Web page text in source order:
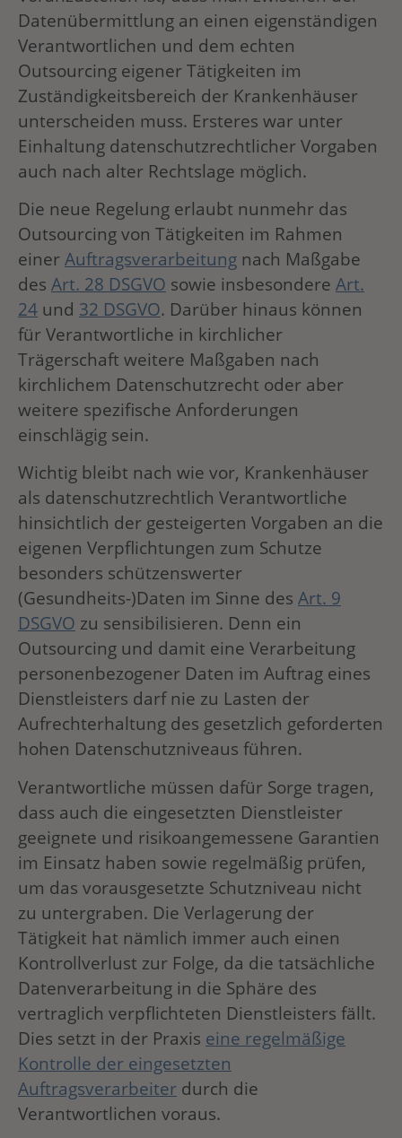
Datenübermittlung an einen eigenständigen
Verantwortlichen und dem echten
Outsourcing eigener Tätigkeiten im
Zuständigkeitsbereich der Krankenhäuser
unterscheiden muss. Ersteres war unter
Einhaltung datenschutzrechtlicher Vorgaben
auch nach alter Rechtslage möglich.
Die neue Regelung erlaubt nunmehr das
Outsourcing von Tätigkeiten im Rahmen
einerAuftragsverarbeitung nach Maßgabe
des Art. 28 DSGVO sowie insbesondere Art.
24 und 32 DSGVO. Darüber hinaus können
für Verantwortliche in kirchlicher
Trägerschaft weitere Maßgaben nach
kirchlichem Datenschutzrecht oder aber
weitere spezifische Anforderungen
einschlägig sein.
Wichtig bleibt nach wie vor, Krankenhäuser
als datenschutzrechtlich Verantwortliche
hinsichtlich der gesteigerten Vorgaben an die
eigenen Verpflichtungen zum Schutze
besonders schützenswerter
(Gesundheits-)Daten im Sinne des Art. 9
DSGVO zu sensibilisieren. Denn ein
Outsourcing und damit eine Verarbeitung
personenbezogener Daten im Auftrag eines
Dienstleisters darf nie zu Lasten der
Aufrechterhaltung des gesetzlich geforderten
hohen Datenschutzniveaus führen.
Verantwortliche müssen dafür Sorge tragen,
dass auch die eingesetzten Dienstleister
geeignete und risikoangemessene Garantien
im Einsatz haben sowie regelmäßig prüfen,
um das vorausgesetzte Schutzniveau nicht
zu untergraben. Die Verlagerung der
Tätigkeit hat nämlich immer auch einen
Kontrollverlust zur Folge, da die tatsächliche
Datenverarbeitung in die Sphäre des
vertraglich verpflichteten Dienstleisters fällt.
Dies setzt in der Praxis eine regelmäßige
Kontrolle der eingesetzten
Auftragsverarbeiter durch die
Verantwortlichen voraus.